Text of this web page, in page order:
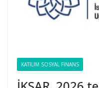
KATILIM SOSYAL FINANS